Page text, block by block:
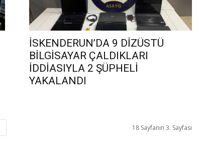
İSKENDERUN’DA 9 DİZÜSTÜ
BİLGİSAYAR ÇALDIKLARI
İDDİASIYLA 2 ŞÜPHELİ
YAKALANDI
18 Sayfanın 3. Sayfası